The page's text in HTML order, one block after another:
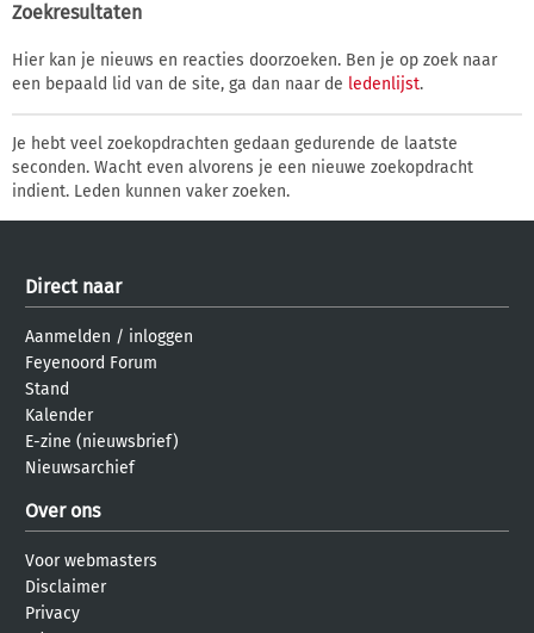
Zoekresultaten
Hier kan je nieuws en reacties doorzoeken. Ben je op zoek naar
een bepaald lid van de site, ga dan naar de ledenlijst.
Je hebt veel zoekopdrachten gedaan gedurende de laatste
seconden. Wacht even alvorens je een nieuwe zoekopdracht
indient. Leden kunnen vaker zoeken.
Direct naar
Aanmelden / inloggen
Feyenoord Forum
Stand
Kalender
E-zine (nieuwsbrief)
Nieuwsarchief
Over ons
Voor webmasters
Disclaimer
Privacy